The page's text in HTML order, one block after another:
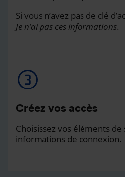
Si vous n’avez pas de clé
Je n’ai pas ces informations.
Créez vos accès
Choisissez vos éléments
informations de connexion.